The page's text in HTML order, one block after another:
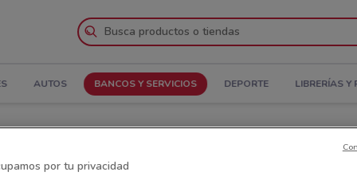
AUTOS BANCOS Y SERVICIOS DEPORTE LIBRERÍAS Y
Contreras
Contreras Tiendas Banca Mifel en La Magdalena Contreras
por tu privacidad